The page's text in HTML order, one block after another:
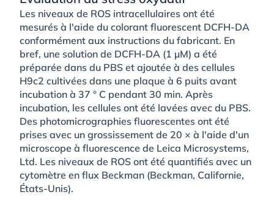
Les niveaux de ROS intracellulaires ont été
mesurés à l'aide du colorant fluorescent DCFH-DA
conformément aux instructions du fabricant. En
bref, une solution de DCFH-DA (1 µM) a été
préparée dans du PBS et ajoutée à des cellules
H9c2 cultivées dans une plaque à 6 puits avant
incubation à 37 ° C pendant 30 min. Après
incubation, les cellules ont été lavées avec du PBS.
Des photomicrographies fluorescentes ont été
prises avec un grossissement de 20 × à l'aide d'un
microscope à fluorescence de Leica Microsystems,
Ltd. Les niveaux de ROS ont été quantifiés avec un
cytomètre en flux Beckman (Beckman, Californie,
États-Unis).